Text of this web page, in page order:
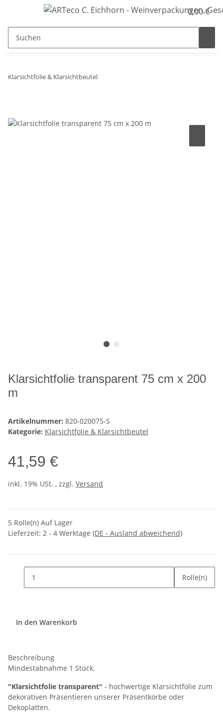
0,00 €
Klarsichtfolie & Klarsichtbeutel
Klarsichtfolie transparent 75 cm x 200
m
Artikelnummer: 820-020075-S
Kategorie: Klarsichtfolie & Klarsichtbeutel
41,59 €
inkl. 19% USt. , zzgl. Versand
5 Rolle(n) Auf Lager
Lieferzeit: 2 - 4 Werktage (DE - Ausland abweichend)
Rolle(n)
In den Warenkorb
Beschreibung
Mindestabnahme 1 Stück.
"Klarsichtfolie transparent" - hochwertige Klarsichtfolie zum
dekorativen Präsentieren unserer Präsentkörbe oder
Dekoplatten.